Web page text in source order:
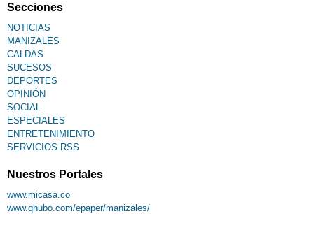
Secciones
NOTICIAS
MANIZALES
CALDAS
SUCESOS
DEPORTES
OPINIÓN
SOCIAL
ESPECIALES
ENTRETENIMIENTO
SERVICIOS RSS
Nuestros Portales
www.micasa.co
www.qhubo.com/epaper/manizales/